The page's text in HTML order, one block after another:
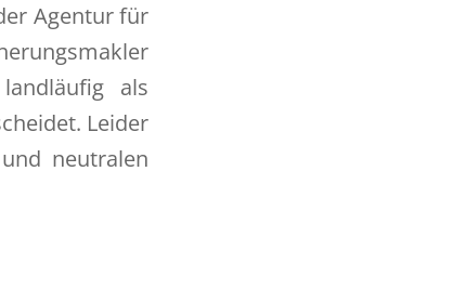
Agentur für
als
Leider
neutralen